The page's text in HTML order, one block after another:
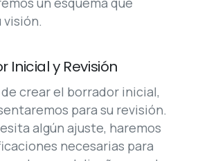
crear el borrador inicial,
para su revisión.
algún ajuste, haremos
necesarias para
de que el diseño cumpla